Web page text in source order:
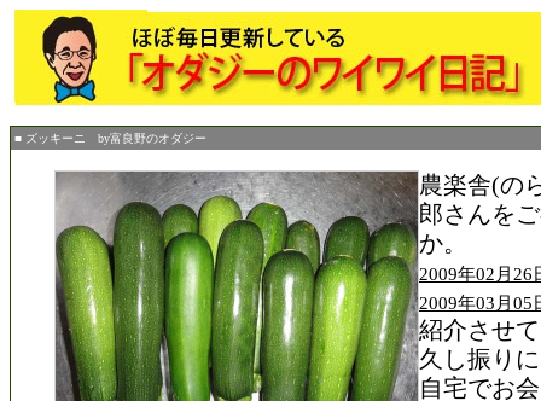
■ ズッキーニ by富良野のオダジー
農楽舎(の
郎さんを
か。
2009年02月26
2009年03月05
紹介させ
久し振り
自宅でお